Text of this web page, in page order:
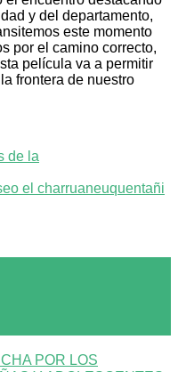
y del departamento,
este momento
por el camino correcto,
película va a permitir
frontera de nuestro
de la
el charruaneuquentañi
POR LOS